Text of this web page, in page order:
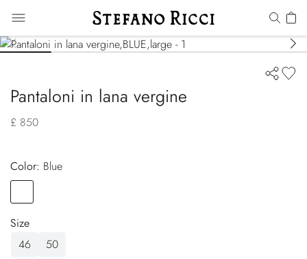
Pantaloni in lana vergine
£ 850
Color:
blue
Size
46
50